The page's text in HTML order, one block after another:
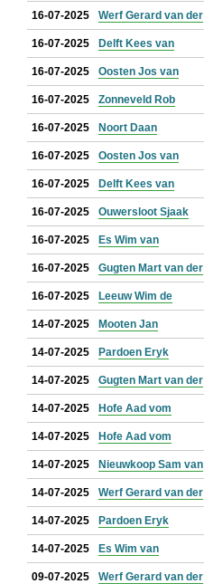
16-07-2025 Werf Gerard van der
16-07-2025 Delft Kees van
16-07-2025 Oosten Jos van
16-07-2025 Zonneveld Rob
16-07-2025 Noort Daan
16-07-2025 Oosten Jos van
16-07-2025 Delft Kees van
16-07-2025 Ouwersloot Sjaak
16-07-2025 Es Wim van
16-07-2025 Gugten Mart van der
16-07-2025 Leeuw Wim de
14-07-2025 Mooten Jan
14-07-2025 Pardoen Eryk
14-07-2025 Gugten Mart van der
14-07-2025 Hofe Aad vom
14-07-2025 Hofe Aad vom
14-07-2025 Nieuwkoop Sam van
14-07-2025 Werf Gerard van der
14-07-2025 Pardoen Eryk
14-07-2025 Es Wim van
09-07-2025 Werf Gerard van der